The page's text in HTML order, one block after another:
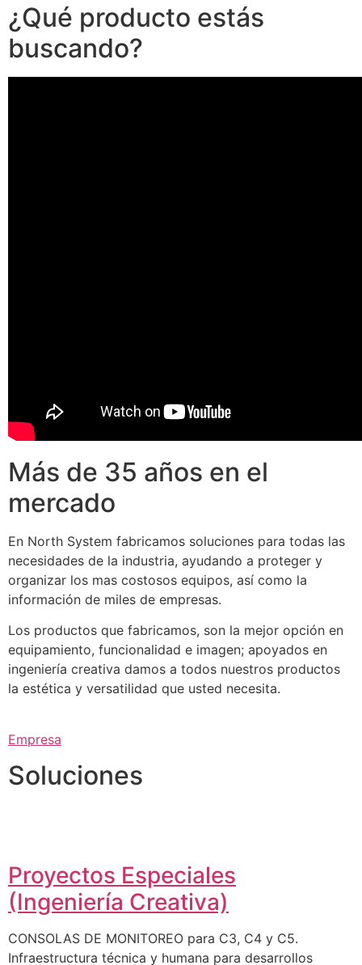
¿Qué producto estás
buscando?
Más de 35 años en el
mercado
En North System fabricamos soluciones para todas las
necesidades de la industria, ayudando a proteger y
organizar los mas costosos equipos, así como la
información de miles de empresas.
Los productos que fabricamos, son la mejor opción en
equipamiento, funcionalidad e imagen; apoyados en
ingeniería creativa damos a todos nuestros productos
la estética y versatilidad que usted necesita.
Empresa
Soluciones
Proyectos Especiales
(Ingeniería Creativa)
CONSOLAS DE MONITOREO para C3, C4 y C5.
Infraestructura técnica y humana para desarrollos